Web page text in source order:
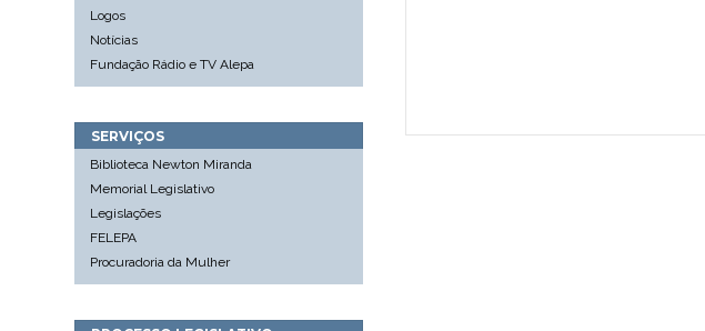
Logos
Notícias
Fundação Rádio e TV Alepa
SERVIÇOS
Biblioteca Newton Miranda
Memorial Legislativo
Legislações
FELEPA
Procuradoria da Mulher